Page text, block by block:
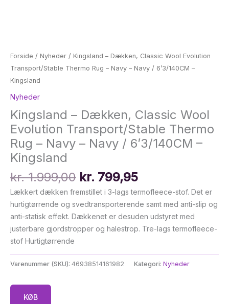
Forside / Nyheder / Kingsland – Dækken, Classic Wool Evolution
Transport/Stable Thermo Rug – Navy – Navy / 6’3/140CM –
Kingsland
Nyheder
Kingsland – Dækken, Classic Wool
Evolution Transport/Stable Thermo
Rug – Navy – Navy / 6’3/140CM –
Kingsland
kr.1.999,00 Den
oprindelige
pris
var:
kr. 1.999,00.
kr. 799,95Den
aktuelle
pris
er:
kr. 799,95.
Lækkert dækken fremstillet i 3-lags termofleece-stof. Det er
hurtigtørrende og svedtransporterende samt med anti-slip og
anti-statisk effekt. Dækkenet er desuden udstyret med
justerbare gjordstropper og halestrop. Tre-lags termofleece-
stof Hurtigtørrende
Varenummer (SKU): 46938514161982 Kategori: Nyheder
KØB